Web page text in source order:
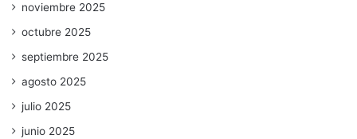
noviembre 2025
octubre 2025
septiembre 2025
agosto 2025
julio 2025
junio 2025